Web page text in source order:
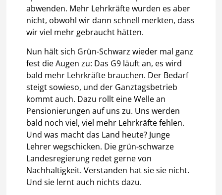
abwenden. Mehr Lehrkräfte wurden es aber
nicht, obwohl wir dann schnell merkten, dass
wir viel mehr gebraucht hätten.
Nun hält sich Grün-Schwarz wieder mal ganz
fest die Augen zu: Das G9 läuft an, es wird
bald mehr Lehrkräfte brauchen. Der Bedarf
steigt sowieso, und der Ganztagsbetrieb
kommt auch. Dazu rollt eine Welle an
Pensionierungen auf uns zu. Uns werden
bald noch viel, viel mehr Lehrkräfte fehlen.
Und was macht das Land heute? Junge
Lehrer wegschicken. Die grün-schwarze
Landesregierung redet gerne von
Nachhaltigkeit. Verstanden hat sie sie nicht.
Und sie lernt auch nichts dazu.